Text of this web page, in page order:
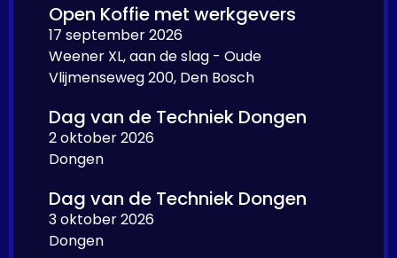
Open Koffie met werkgevers
17 september 2026
Weener XL, aan de slag - Oude
Vlijmenseweg 200, Den Bosch
Dag van de Techniek Dongen
2 oktober 2026
Dongen
Dag van de Techniek Dongen
3 oktober 2026
Dongen